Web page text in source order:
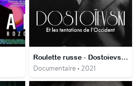
Roulette russe - Dostoïevski et les tentations de l’Occident
Documentaire • 2021